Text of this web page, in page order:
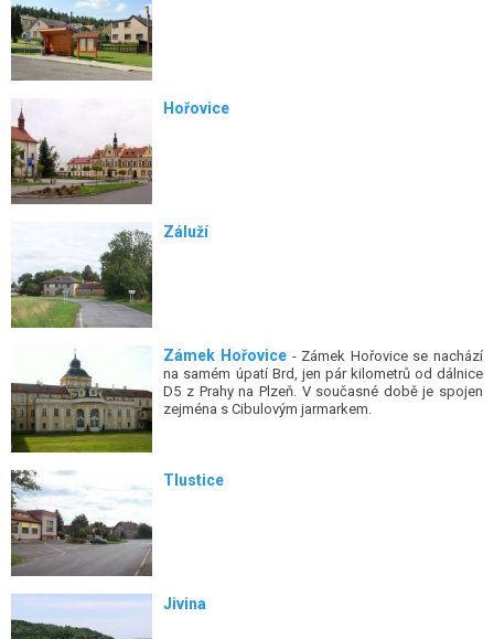
Hořovice
Záluží
Zámek Hořovice - Zámek Hořovice se nachází
na samém úpatí Brd, jen pár kilometrů od dálnice
D5 z Prahy na Plzeň. V současné době je spojen
zejména s Cibulovým jarmarkem.
Tlustice
Jivina